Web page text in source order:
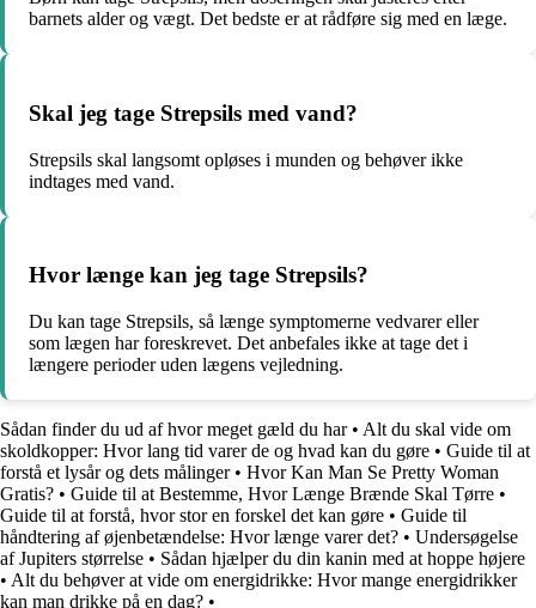
barnets alder og vægt. Det bedste er at rådføre sig med en læge.
Skal jeg tage Strepsils med vand?
Strepsils skal langsomt opløses i munden og behøver ikke
indtages med vand.
Hvor længe kan jeg tage Strepsils?
Du kan tage Strepsils, så længe symptomerne vedvarer eller
som lægen har foreskrevet. Det anbefales ikke at tage det i
længere perioder uden lægens vejledning.
Sådan finder du ud af hvor meget gæld du har• Alt du skal vide om
skoldkopper: Hvor lang tid varer de og hvad kan du gøre • Guide til at
forstå et lysår og dets målinger• Hvor Kan Man Se Pretty Woman
Gratis? • Guide til at Bestemme, Hvor Længe Brænde Skal Tørre •
Guide til at forstå, hvor stor en forskel det kan gøre • Guide til
håndtering af øjenbetændelse: Hvor længe varer det? • Undersøgelse
af Jupiters størrelse • Sådan hjælper du din kanin med at hoppe højere
• Alt du behøver at vide om energidrikke: Hvor mange energidrikker
kan man drikke på en dag? •